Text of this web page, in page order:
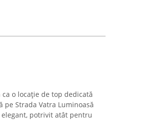
o locație de top dedicată
Strada Vatra Luminoasă
potrivit atât pentru